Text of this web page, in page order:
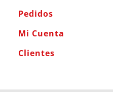
Pedidos
Mi Cuenta
Clientes